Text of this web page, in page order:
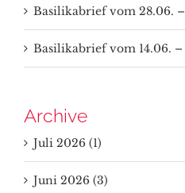
Basilikabrief vom 28.06. –
Basilikabrief vom 14.06.
Archive
Juli 2026 (1)
Juni 2026 (3)